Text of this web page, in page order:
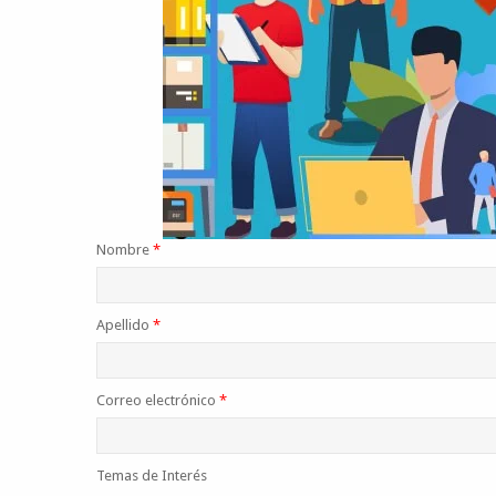
Nombre *
Apellido *
Correo electrónico *
Temas de Interés